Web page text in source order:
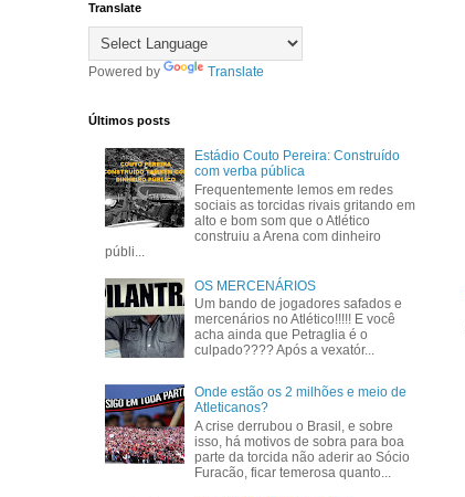
Translate
Powered by Translate
Últimos posts
Estádio Couto Pereira: Construído
com verba pública
Frequentemente lemos em redes
sociais as torcidas rivais gritando em
alto e bom som que o Atlético
construiu a Arena com dinheiro
públi...
OS MERCENÁRIOS
Um bando de jogadores safados e
mercenários no Atlético!!!!! E você
acha ainda que Petraglia é o
culpado???? Após a vexatór...
Onde estão os 2 milhões e meio de
Atleticanos?
A crise derrubou o Brasil, e sobre
isso, há motivos de sobra para boa
parte da torcida não aderir ao Sócio
Furacão, ficar temerosa quanto...